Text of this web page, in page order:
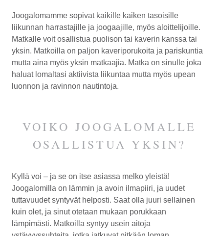
Joogalomamme sopivat kaikille kaiken tasoisille
liikunnan harrastajille ja joogaajille, myös aloittelijoille.
Matkalle voit osallistua puolison tai kaverin kanssa tai
yksin. Matkoilla on paljon kaveriporukoita ja pariskuntia
mutta aina myös yksin matkaajia. Matka on sinulle joka
haluat lomaltasi aktiivista liikuntaa mutta myös upean
luonnon ja ravinnon nautintoja.
VOIKO JOOGALOMALLE
OSALLISTUA YKSIN?
Kyllä voi – ja se on itse asiassa melko yleistä!
Joogalomilla on lämmin ja avoin ilmapiiri, ja uudet
tuttavuudet syntyvät helposti. Saat olla juuri sellainen
kuin olet, ja sinut otetaan mukaan porukkaan
lämpimästi. Matkoilla syntyy usein aitoja